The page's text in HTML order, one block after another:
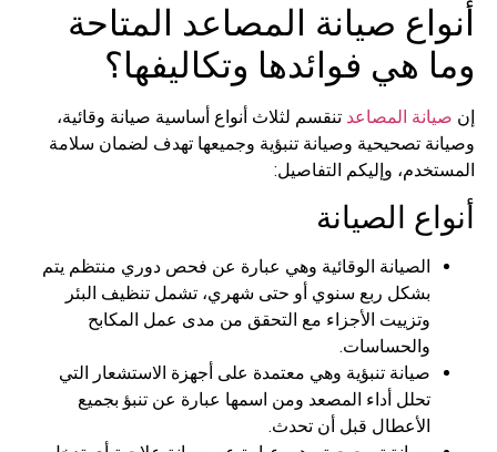
أنواع صيانة المصاعد المتاحة
وما هي فوائدها وتكاليفها؟
إن صيانة المصاعد تنقسم لثلاث أنواع أساسية صيانة وقائية،
وصيانة تصحيحية وصيانة تنبؤية وجميعها تهدف لضمان سلامة
المستخدم، وإليكم التفاصيل:
أنواع الصيانة
الصيانة الوقائية وهي عبارة عن فحص دوري منتظم يتم
بشكل ربع سنوي أو حتى شهري، تشمل تنظيف البئر
وتزييت الأجزاء مع التحقق من مدى عمل المكابح
والحساسات.
صيانة تنبؤية وهي معتمدة على أجهزة الاستشعار التي
تحلل أداء المصعد ومن اسمها عبارة عن تنبؤ بجميع
الأعطال قبل أن تحدث.